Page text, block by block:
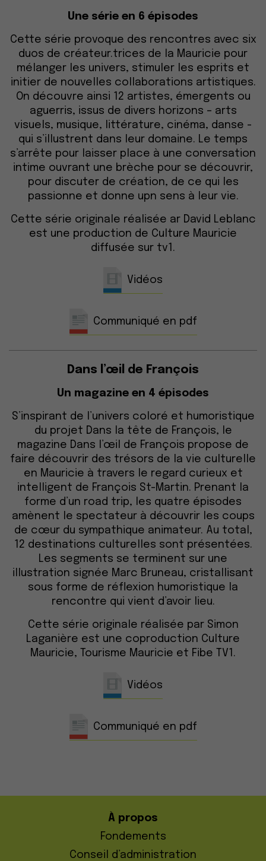
Une série en 6 épisodes
Cette série provoque des rencontres avec six
duos de créateur.trices de la Mauricie pour
mélanger les univers, stimuler les esprits et
initier de nouvelles collaborations artistiques.
On découvre ainsi 12 artistes, émergents ou
aguerris, issus de divers horizons – arts
visuels, musique, littérature, cinéma, danse -
qui s’illustrent dans leur domaine. Le temps
s’arrête pour laisser place à une conversation
intime ouvrant une brèche pour se découvrir,
pour discuter de création, de ce qui les
passionne et donne upn sens à leur vie.
Cette série originale réalisée ar David Leblanc
est une production de Culture Mauricie
diffusée sur tv1.
Vidéos
Communiqué en pdf
Dans l’œil de François
Un magazine en 4 épisodes
S’inspirant de l’univers coloré et humoristique
du projet Dans la tête de François, le
magazine Dans l’œil de François propose de
faire découvrir des trésors de la vie culturelle
en Mauricie à travers le regard curieux et
intelligent de François St-Martin. Prenant la
forme d’un road trip, les quatre épisodes
amènent le spectateur à découvrir les coups
de cœur du sympathique animateur. Au total,
12 destinations culturelles sont présentées.
Les segments se terminent sur une
illustration signée Marc Bruneau, cristallisant
sous forme de réflexion humoristique la
rencontre qui vient d’avoir lieu.
Cette série originale réalisée par Simon
Laganière est une coproduction Culture
Mauricie, Tourisme Mauricie et Fibe TV1.
Vidéos
Communiqué en pdf
À propos
Fondements
Conseil d’administration